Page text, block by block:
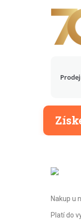
Nakup u
Platí do